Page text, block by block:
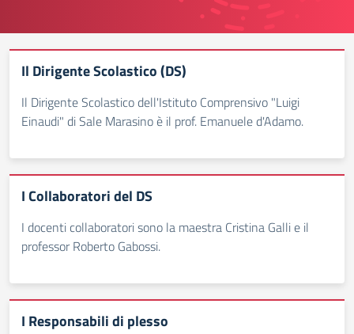
Il Dirigente Scolastico (DS)
Il Dirigente Scolastico dell'Istituto Comprensivo "Luigi
Einaudi" di Sale Marasino è il prof. Emanuele d'Adamo.
I Collaboratori del DS
I docenti collaboratori sono la maestra Cristina Galli e il
professor Roberto Gabossi.
I Responsabili di plesso